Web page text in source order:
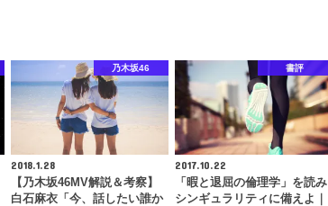
乃木坂46
2018.1.28
【乃木坂46MV解説＆考察】
白石麻衣「今、話したい誰か
書評
2017.10.22
「暇と退屈の倫理学」を読み
シンギュラリティに備えよ｜